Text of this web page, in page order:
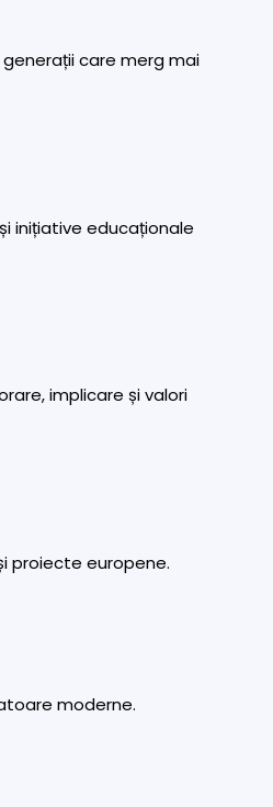
care merg mai
inițiative educaționale
implicare și valori
proiecte europene.
moderne.